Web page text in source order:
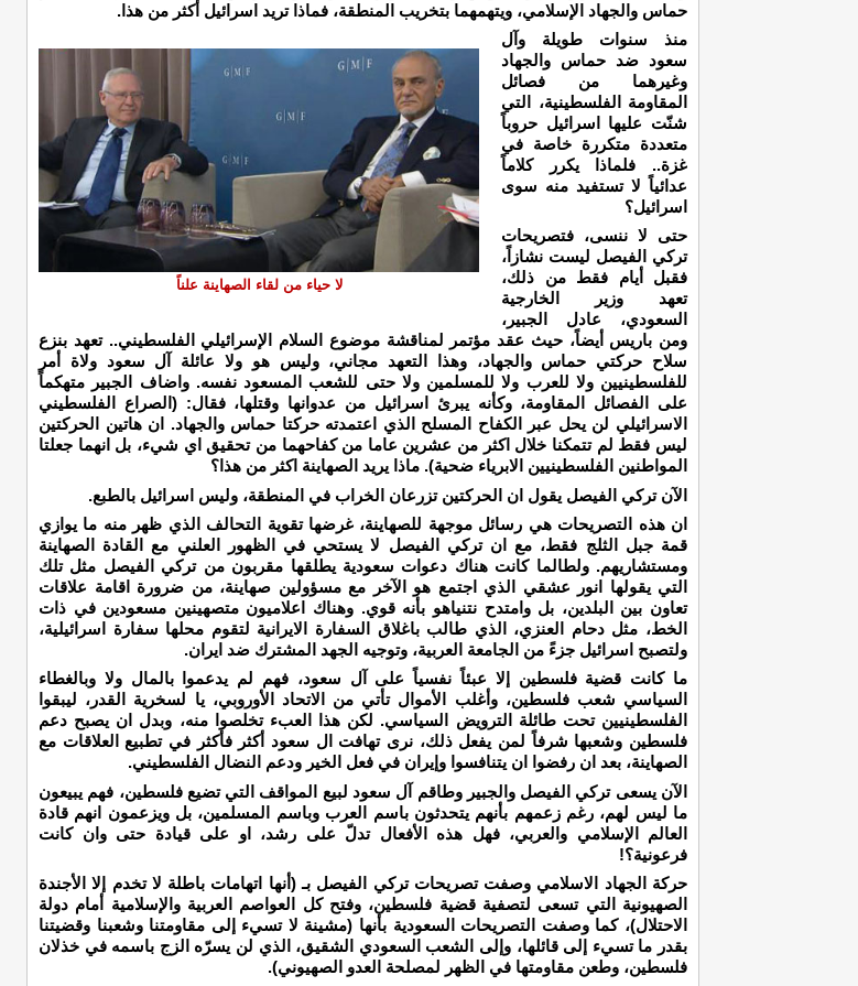
حماس والجهاد الإسلامي، ويتهمهما بتخريب المنطقة، فماذا تريد اسرائيل أكثر من هذا.
لا حياء من لقاء الصهاينة علناً
منذ سنوات طويلة وآل
سعود ضد حماس والجهاد
وغيرهما من فصائل
المقاومة الفلسطينية، التي
شنّت عليها اسرائيل حروباً
متعددة متكررة خاصة في
غزة.. فلماذا يكرر كلاماً
عدائياً لا تستفيد منه سوى
اسرائيل؟
حتى لا ننسى، فتصريحات
تركي الفيصل ليست نشازاً،
فقبل أيام فقط من ذلك،
تعهد وزير الخارجية
السعودي، عادل الجبير،
ومن باريس أيضاً، حيث عقد مؤتمر لمناقشة موضوع السلام الإسرائيلي الفلسطيني.. تعهد بنزع
سلاح حركتي حماس والجهاد، وهذا التعهد مجاني، وليس هو ولا عائلة آل سعود ولاة أمر
للفلسطينيين ولا للعرب ولا للمسلمين ولا حتى للشعب المسعود نفسه. واضاف الجبير متهكماً
على الفصائل المقاومة، وكأنه يبرئ اسرائيل من عدوانها وقتلها، فقال: (الصراع الفلسطيني
الاسرائيلي لن يحل عبر الكفاح المسلح الذي اعتمدته حركتا حماس والجهاد. ان هاتين الحركتين
ليس فقط لم تتمكنا خلال اكثر من عشرين عاما من كفاحهما من تحقيق اي شيء، بل انهما جعلتا
المواطنين الفلسطينيين الابرياء ضحية). ماذا يريد الصهاينة اكثر من هذا؟
الآن تركي الفيصل يقول ان الحركتين تزرعان الخراب في المنطقة، وليس اسرائيل بالطبع.
ان هذه التصريحات هي رسائل موجهة للصهاينة، غرضها تقوية التحالف الذي ظهر منه ما يوازي
قمة جبل الثلج فقط، مع ان تركي الفيصل لا يستحي في الظهور العلني مع القادة الصهاينة
ومستشاريهم. ولطالما كانت هناك دعوات سعودية يطلقها مقربون من تركي الفيصل مثل تلك
التي يقولها انور عشقي الذي اجتمع هو الآخر مع مسؤولين صهاينة، من ضرورة اقامة علاقات
تعاون بين البلدين، بل وامتدح نتنياهو بأنه قوي. وهناك اعلاميون متصهينين مسعودين في ذات
الخط، مثل دحام العنزي، الذي طالب باغلاق السفارة الايرانية لتقوم محلها سفارة اسرائيلية،
ولتصبح اسرائيل جزءً من الجامعة العربية، وتوجيه الجهد المشترك ضد ايران.
ما كانت قضية فلسطين إلا عبئاً نفسياً على آل سعود، فهم لم يدعموا بالمال ولا وبالغطاء
السياسي شعب فلسطين، وأغلب الأموال تأتي من الاتحاد الأوروبي، يا لسخرية القدر، ليبقوا
الفلسطينيين تحت طائلة الترويض السياسي. لكن هذا العبء تخلصوا منه، وبدل ان يصبح دعم
فلسطين وشعبها شرفاً لمن يفعل ذلك، نرى تهافت ال سعود أكثر فأكثر في تطبيع العلاقات مع
الصهاينة، بعد ان رفضوا ان يتنافسوا وإيران في فعل الخير ودعم النضال الفلسطيني.
الآن يسعى تركي الفيصل والجبير وطاقم آل سعود لبيع المواقف التي تضيع فلسطين، فهم يبيعون
ما ليس لهم، رغم زعمهم بأنهم يتحدثون باسم العرب وباسم المسلمين، بل ويزعمون انهم قادة
العالم الإسلامي والعربي، فهل هذه الأفعال تدلّ على رشد، او على قيادة حتى وان كانت
فرعونية؟!
حركة الجهاد الاسلامي وصفت تصريحات تركي الفيصل بـ (أنها اتهامات باطلة لا تخدم إلا الأجندة
الصهيونية التي تسعى لتصفية قضية فلسطين، وفتح كل العواصم العربية والإسلامية أمام دولة
الاحتلال)، كما وصفت التصريحات السعودية بأنها (مشينة لا تسيء إلى مقاومتنا وشعبنا وقضيتنا
بقدر ما تسيء إلى قائلها، وإلى الشعب السعودي الشقيق، الذي لن يسرّه الزج باسمه في خذلان
فلسطين، وطعن مقاومتها في الظهر لمصلحة العدو الصهيوني).